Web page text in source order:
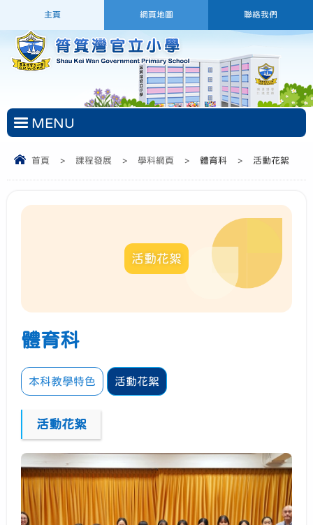
主頁 網頁地圖 聯絡我們
MENU
首頁 > 課程發展 > 學科網頁 > 體育科 > 活動花絮
活動花絮
體育科
本科教學特色 活動花絮
活動花絮